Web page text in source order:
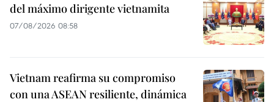
del máximo dirigente vietnamita
07/08/2026 08:58
Vietnam reafirma su compromiso
con una ASEAN resiliente, dinámica